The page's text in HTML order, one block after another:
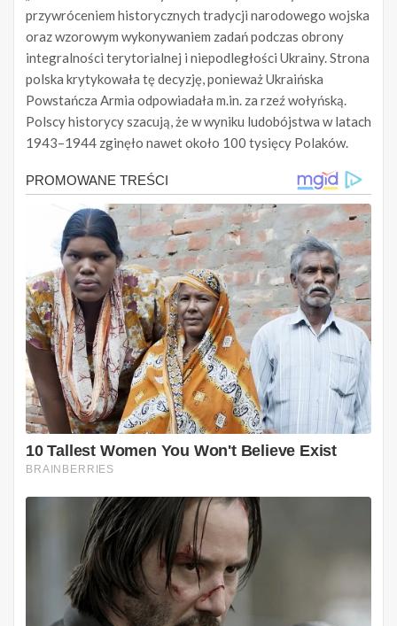
przywróceniem historycznych tradycji narodowego wojska
oraz wzorowym wykonywaniem zadań podczas obrony
integralności terytorialnej i niepodległości Ukrainy. Strona
polska krytykowała tę decyzję, ponieważ Ukraińska
Powstańcza Armia odpowiadała m.in. za rzeź wołyńską.
Polscy historycy szacują, że w wyniku ludobójstwa w latach
1943–1944 zginęło nawet około 100 tysięcy Polaków.